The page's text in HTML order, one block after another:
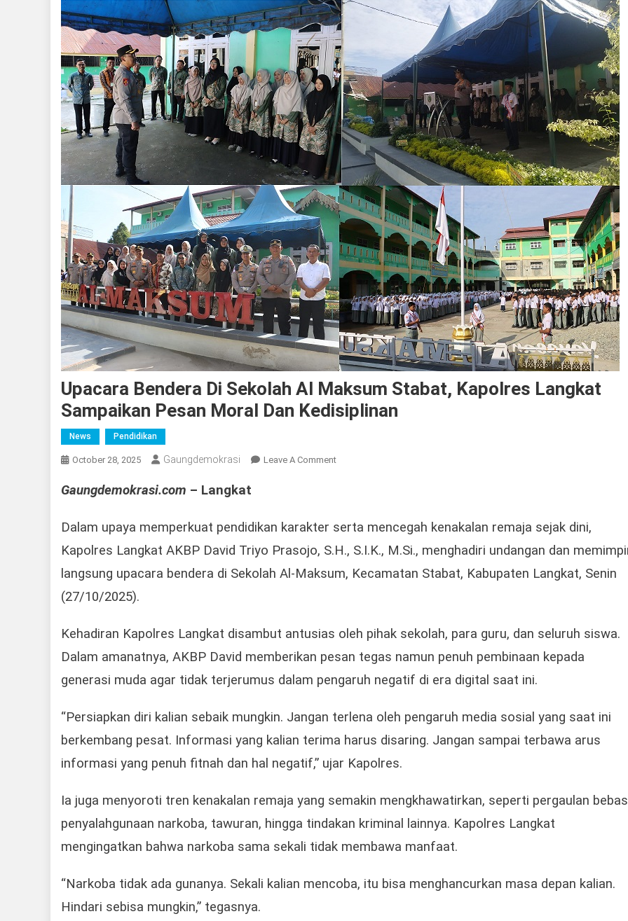
Upacara Bendera Di Sekolah Al Maksum Stabat, Kapolres Langkat
Sampaikan Pesan Moral Dan Kedisiplinan
News Pendidikan
October 28, 2025 Gaungdemokrasi Leave A CommentOn
Sekolah
Maksum
Stabat,
Pesan
Moral
Kedisiplinan
Gaungdemokrasi.com – Langkat
Dalam upaya memperkuat pendidikan karakter serta mencegah kenakalan remaja sejak dini,
Kapolres Langkat AKBP David Triyo Prasojo, S.H., S.I.K., M.Si., menghadiri undangan dan
langsung upacara bendera di Sekolah Al-Maksum, Kecamatan Stabat, Kabupaten Langkat, Senin
(27/10/2025).
Kehadiran Kapolres Langkat disambut antusias oleh pihak sekolah, para guru, dan seluruh siswa.
Dalam amanatnya, AKBP David memberikan pesan tegas namun penuh pembinaan kepada
generasi muda agar tidak terjerumus dalam pengaruh negatif di era digital saat ini.
“Persiapkan diri kalian sebaik mungkin. Jangan terlena oleh pengaruh media sosial yang saat ini
berkembang pesat. Informasi yang kalian terima harus disaring. Jangan sampai terbawa arus
informasi yang penuh fitnah dan hal negatif,” ujar Kapolres.
Ia juga menyoroti tren kenakalan remaja yang semakin mengkhawatirkan, seperti pergaulan
penyalahgunaan narkoba, tawuran, hingga tindakan kriminal lainnya. Kapolres Langkat
mengingatkan bahwa narkoba sama sekali tidak membawa manfaat.
“Narkoba tidak ada gunanya. Sekali kalian mencoba, itu bisa menghancurkan masa depan kalian.
Hindari sebisa mungkin,” tegasnya.